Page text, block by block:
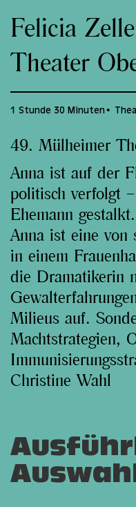
Felicia
Theater
1 Stunde 30 Minuten
49. Mülheimer
Anna ist auf der
politisch verfolgt
Ehemann
Anna ist eine von
in einem
die Dramatikerin
Milieus auf.
Machtstrategien,
Christine Wahl
A
u